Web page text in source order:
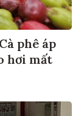
phê áp
hơi mất